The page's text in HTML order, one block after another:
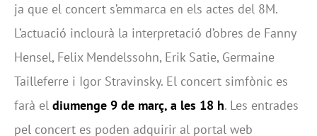
ja que el concert s’emmarca en els actes del 8M.
L’actuació inclourà la interpretació d’obres de Fanny
Hensel, Felix Mendelssohn, Erik Satie, Germaine
Tailleferre i Igor Stravinsky. El concert simfònic es
farà el diumenge 9 de març, a les 18 h. Les entrades
pel concert es poden adquirir al portal web